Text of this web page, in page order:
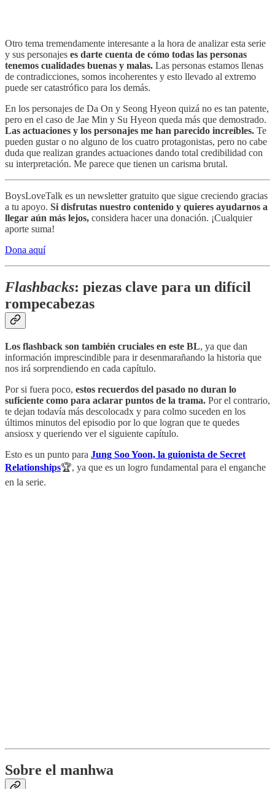
Otro tema tremendamente interesante a la hora de analizar esta serie
y sus personajes es darte cuenta de cómo todas las personas
tenemos cualidades buenas y malas. Las personas estamos llenas
de contradicciones, somos incoherentes y esto llevado al extremo
puede ser catastrófico para los demás.
En los personajes de Da On y Seong Hyeon quizá no es tan patente,
pero en el caso de Jae Min y Su Hyeon queda más que demostrado.
Las actuaciones y los personajes me han parecido increíbles. Te
pueden gustar o no alguno de los cuatro protagonistas, pero no cabe
duda que realizan grandes actuaciones dando total credibilidad con
su interpretación. Me parece que tienen un carisma brutal.
BoysLoveTalk es un newsletter gratuito que sigue creciendo gracias
a tu apoyo. Si disfrutas nuestro contenido y quieres ayudarnos a
llegar aún más lejos, considera hacer una donación. ¡Cualquier
aporte suma!
Dona aquí
Flashbacks: piezas clave para un difícil
rompecabezas
Los flashback son también cruciales en este BL, ya que dan
información imprescindible para ir desenmarañando la historia que
nos irá sorprendiendo en cada capítulo.
Por si fuera poco, estos recuerdos del pasado no duran lo
suficiente como para aclarar puntos de la trama. Por el contrario,
te dejan todavía más descolocadx y para colmo suceden en los
últimos minutos del episodio por lo que logran que te quedes
ansiosx y queriendo ver el siguiente capítulo.
Esto es un punto para Jung Soo Yoon, la guionista de Secret
Relationships🏆, ya que es un logro fundamental para el enganche
en la serie.
Sobre el manhwa